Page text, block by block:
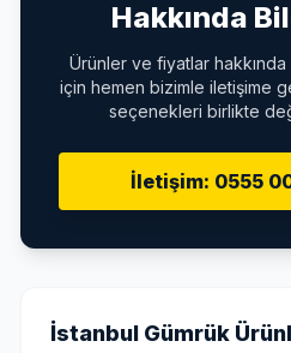
Hakkında
Ürünler ve fiyatlar hakkında
için hemen bizimle iletişime
seçenekleri birlikte
İletişim: 0555
İstanbul Gümrük